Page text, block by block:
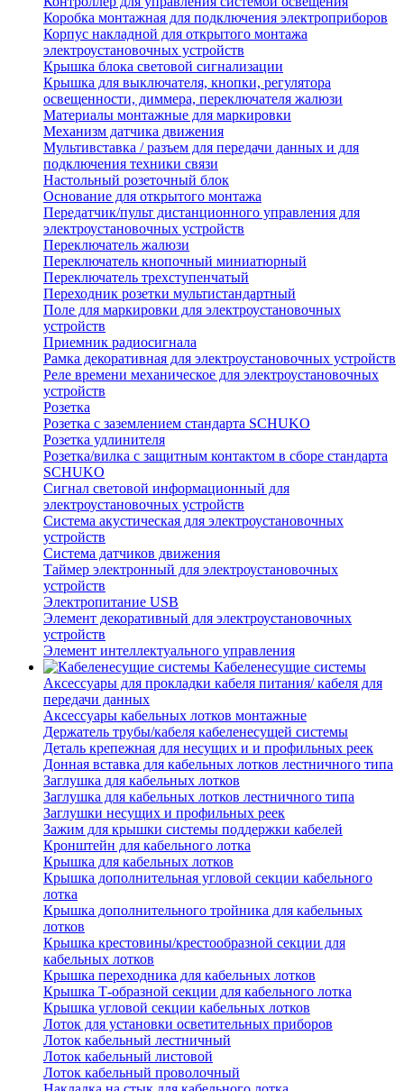
Коробка монтажная для подключения электроприборов
Корпус накладной для открытого монтажа
электроустановочных устройств
Крышка блока световой сигнализации
Крышка для выключателя, кнопки, регулятора
освещенности, диммера, переключателя жалюзи
Материалы монтажные для маркировки
Механизм датчика движения
Мультивставка / разъем для передачи данных и для
подключения техники связи
Настольный розеточный блок
Основание для открытого монтажа
Передатчик/пульт дистанционного управления для
электроустановочных устройств
Переключатель жалюзи
Переключатель кнопочный миниатюрный
Переключатель трехступенчатый
Переходник розетки мультистандартный
Поле для маркировки для электроустановочных
устройств
Приемник радиосигнала
Рамка декоративная для электроустановочных устройств
Реле времени механическое для электроустановочных
устройств
Розетка
Розетка с заземлением стандарта SCHUKO
Розетка удлинителя
Розетка/вилка с защитным контактом в сборе стандарта
SCHUKO
Сигнал световой информационный для
электроустановочных устройств
Система акустическая для электроустановочных
устройств
Система датчиков движения
Таймер электронный для электроустановочных
устройств
Электропитание USB
Элемент декоративный для электроустановочных
устройств
Элемент интеллектуального управления
Кабеленесущие системы
Аксессуары для прокладки кабеля питания/ кабеля для
передачи данных
Аксессуары кабельных лотков монтажные
Держатель трубы/кабеля кабеленесущей системы
Деталь крепежная для несущих и и профильных реек
Донная вставка для кабельных лотков лестничного типа
Заглушка для кабельных лотков
Заглушка для кабельных лотков лестничного типа
Заглушки несущих и профильных реек
Зажим для крышки системы поддержки кабелей
Кронштейн для кабельного лотка
Крышка для кабельных лотков
Крышка дополнительная угловой секции кабельного
лотка
Крышка дополнительного тройника для кабельных
лотков
Крышка крестовины/крестообразной секции для
кабельных лотков
Крышка переходника для кабельных лотков
Крышка Т-образной секции для кабельного лотка
Крышка угловой секции кабельных лотков
Лоток для установки осветительных приборов
Лоток кабельный лестничный
Лоток кабельный листовой
Лоток кабельный проволочный